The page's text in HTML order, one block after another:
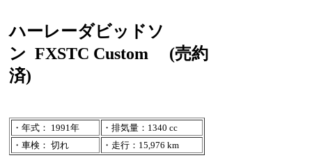
ハーレーダビッドソ
ン FXSTC Custom
(売約
済)
・年式： 1991年
・排気量：1340 cc
・車検： 切れ
・走行：15,976 km